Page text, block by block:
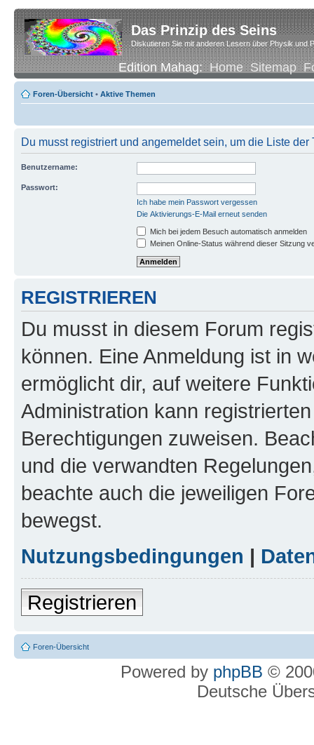
Das Prinzip des Seins
Diskutieren Sie mit anderen Lesern über Physik und
Edition Mahag:Home Sitemap
Foren-Übersicht • Aktive Themen
Du musst registriert und angemeldet sein, um die Liste
Benutzername:
Passwort:
Ich habe mein Passwort vergessen
Die Aktivierungs-E-Mail erneut senden
Mich bei jedem Besuch automatisch anmelden
Meinen Online-Status während dieser Sitzung
REGISTRIEREN
Du musst in diesem Forum
können. Eine Anmeldung ist in
ermöglicht dir, auf weitere
Administration kann
Berechtigungen zuweisen.
und die verwandten
beachte auch die jeweiligen
bewegst.
Nutzungsbedingungen |
Registrieren
Foren-Übersicht
Powered by phpBB ©
Deutsche